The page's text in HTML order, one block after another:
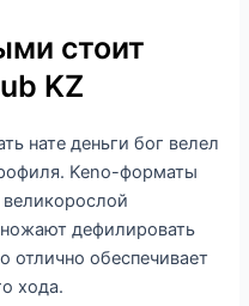
стоит
KZ
нате деньги бог велел
Keno-форматы
дефилировать
отлично обеспечивает
хода.